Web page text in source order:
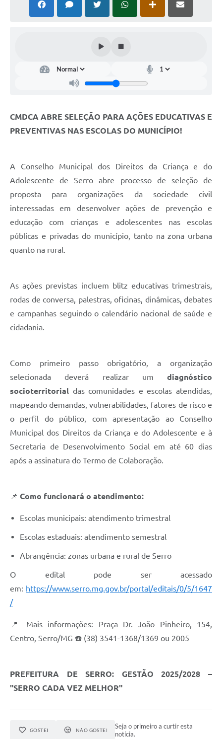
Emissão de Contracheque
Chamamento Público
Arquivos para Download
FAQ
Covid -19 em Serro
Links
Galeria de Vídeos
Telefones Úteis
Ouvidoria Municipal
Notícias
Radar da Transparência Pública
Listagem de Contribuintes Inscritos na Dívida Ativa do
Município
CMDCA ABRE SELEÇÃO PARA AÇÕES EDUCATIVAS E
PREVENTIVAS NAS ESCOLAS DO MUNICÍPIO!
A Conselho Municipal dos Direitos da Criança e do
Adolescente de Serro abre processo de seleção de
proposta para organizações da sociedade civil
interessadas em desenvolver ações de prevenção e
educação com crianças e adolescentes nas escolas
públicas e privadas do município, tanto na zona urbana
quanto na rural.
As ações previstas incluem blitz educativas trimestrais,
rodas de conversa, palestras, oficinas, dinâmicas, debates
e campanhas seguindo o calendário nacional de saúde e
cidadania.
Como primeiro passo obrigatório, a organização
selecionada deverá realizar um diagnóstico
socioterritorial das comunidades e escolas atendidas,
mapeando demandas, vulnerabilidades, fatores de risco e
o perfil do público, com apresentação ao Conselho
Municipal dos Direitos da Criança e do Adolescente e à
Secretaria de Desenvolvimento Social em até 60 dias
após a assinatura do Termo de Colaboração.
📌 Como funcionará o atendimento:
Escolas municipais: atendimento trimestral
Escolas estaduais: atendimento semestral
Abrangência: zonas urbana e rural de Serro
O edital pode ser acessado
em: https://www.serro.mg.gov.br/portal/editais/0/5/1647
/
📍 Mais informações: Praça Dr. João Pinheiro, 154,
Centro, Serro/MG ☎️ (38) 3541-1368/1369 ou 2005
PREFEITURA DE SERRO: GESTÃO 2025/2028 –
"SERRO CADA VEZ MELHOR"
GOSTEI NÃO GOSTEI
Seja o primeiro a curtir esta
notícia.